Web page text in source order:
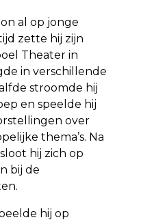
al op jonge
zette hij zijn
Theater in
in verschillende
stroomde hij
en speelde hij
over
thema’s. Na
hij zich op
bij de
hij op